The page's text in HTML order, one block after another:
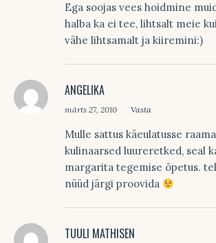
Ega soojas vees hoidmine
halba ka ei tee, lihtsalt meie
vähe lihtsamalt ja kiiremini:)
ANGELIKA
märts 27, 2010 Vasta
Mulle sattus käeulatusse
kulinaarsed luureretked, seal
margarita tegemise õpetus.
nüüd järgi proovida
TUULI MATHISEN